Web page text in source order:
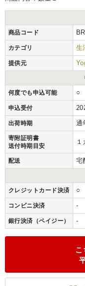
商品コード
カテゴリ 生
提供元
何度でも申込可能 ○
申込受付
出荷時期 通
寄附証明書
送付時期目安
配送 宅
クレジットカード決済 ○
コンビニ決済 -
銀行決済（ペイジー） -
こ